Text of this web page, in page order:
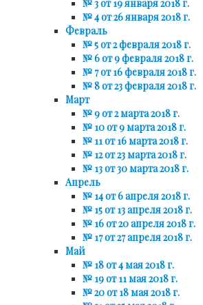
№ 3 от 19 января 2018 г.
№ 4 от 26 января 2018 г.
Февраль
№ 5 от 2 февраля 2018 г.
№ 6 от 9 февраля 2018 г.
№ 7 от 16 февраля 2018 г.
№ 8 от 23 февраля 2018 г.
Март
№ 9 от 2 марта 2018 г.
№ 10 от 9 марта 2018 г.
№ 11 от 16 марта 2018 г.
№ 12 от 23 марта 2018 г.
№ 13 от 30 марта 2018 г.
Апрель
№ 14 от 6 апреля 2018 г.
№ 15 от 13 апреля 2018 г.
№ 16 от 20 апреля 2018 г.
№ 17 от 27 апреля 2018 г.
Май
№ 18 от 4 мая 2018 г.
№ 19 от 11 мая 2018 г.
№ 20 от 18 мая 2018 г.